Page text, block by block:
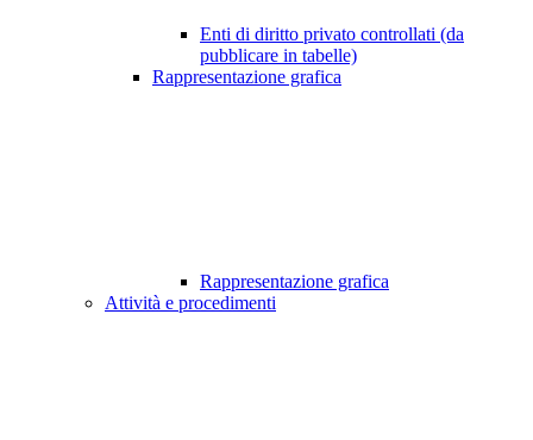
Enti di diritto privato controllati (da
pubblicare in tabelle)
Rappresentazione grafica
Rappresentazione grafica
Attività e procedimenti